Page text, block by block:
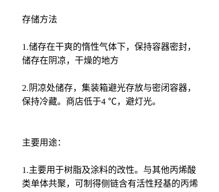
存储方法
1.储存在干爽的惰性气体下，保持容器密封，
储存在阴凉，干燥的地方
2.阴凉处储存，集装箱避光存放与密闭容器，
保持冷藏。商店低于4 ℃，避灯光。
主要用途：
1.主要用于树脂及涂料的改性。与其他丙烯酸
类单体共聚，可制得侧链含有活性羟基的丙烯